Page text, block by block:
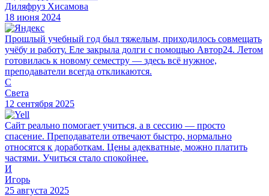
Диляфруз Хисамова
18 июня 2024
Прошлый учебный год был тяжелым, приходилось совмещать
учёбу и работу. Еле закрыла долги с помощью Автор24. Летом
готовилась к новому семестру — здесь всё нужное,
преподаватели всегда откликаются.
С
Света
12 сентября 2025
Сайт реально помогает учиться, а в сессию — просто
спасение. Преподаватели отвечают быстро, нормально
относятся к доработкам. Цены адекватные, можно платить
частями. Учиться стало спокойнее.
И
Игорь
25 августа 2025